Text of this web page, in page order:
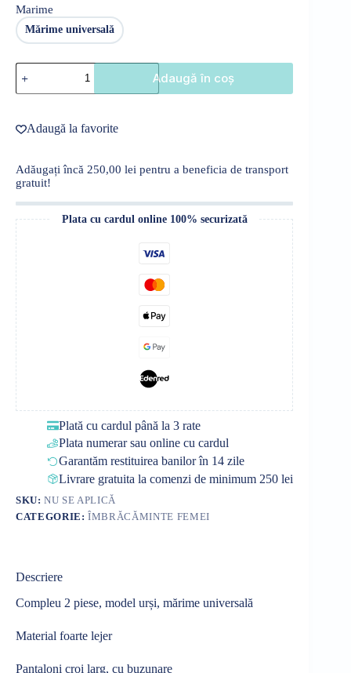
Marime
Mărime universală
Cantitate
Compleu
2
model
urși,
Adaugă în coș
Adaugă la favorite
Adăugați încă 250,00 lei pentru a beneficia de transport
gratuit!
Plata cu cardul online 100% securizată
Plată cu cardul până la 3 rate
Plata numerar sau online cu cardul
Garantăm restituirea banilor în 14 zile
Livrare gratuita la comenzi de minimum 250 lei
SKU:NU SE APLICĂ
CATEGORIE:ÎMBRĂCĂMINTE FEMEI
Descriere
Compleu 2 piese, model urși, mărime universală
Material foarte lejer
Pantaloni croi larg, cu buzunare